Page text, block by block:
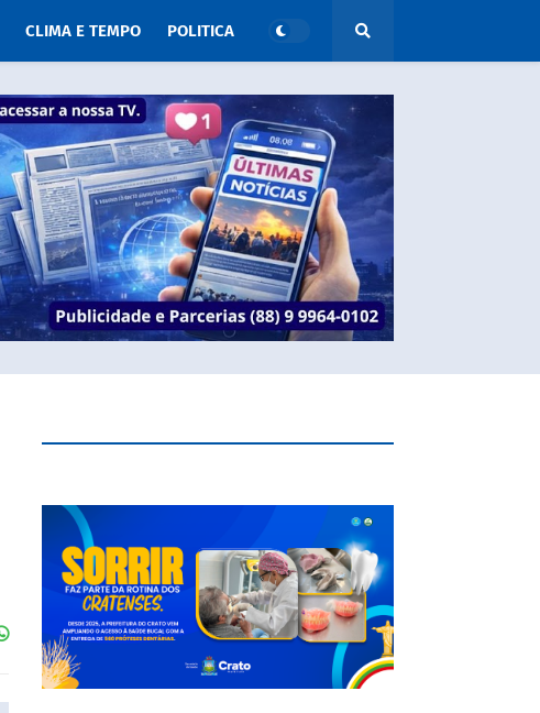
CLIMA E TEMPO POLITICA